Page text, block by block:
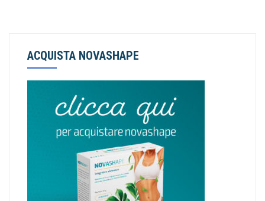
ACQUISTA NOVASHAPE